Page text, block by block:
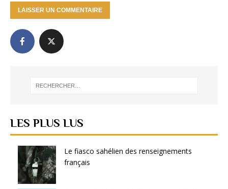
LES PLUS LUS
Le fiasco sahélien des renseignements
français